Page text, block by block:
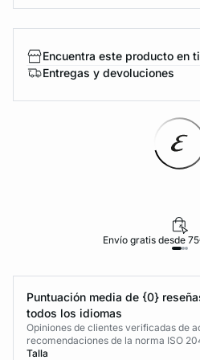
Encuentra este producto en
Entregas y devoluciones
Envío gratis desde
Puntuación media de {0}
todos los idiomas
Opiniones de clientes verificadas de
recomendaciones de la norma ISO
Talla